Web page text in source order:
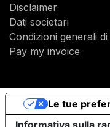
Disclaimer
Dati societari
Condizioni generali
Pay my invoice
Le tue